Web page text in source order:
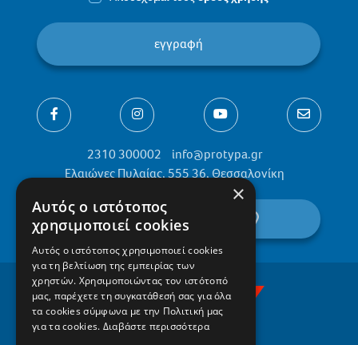
εγγραφή
2310 300002
info@protypa.gr
Ελαιώνες Πυλαίας, 555 36, Θεσσαλονίκη
βρείτε μας στον χάρτη
×
Αυτός ο ιστότοπος
χρησιμοποιεί cookies
Αυτός ο ιστότοπος χρησιμοποιεί cookies
για τη βελτίωση της εμπειρίας των
χρηστών. Χρησιμοποιώντας τον ιστότοπό
μας, παρέχετε τη συγκατάθεσή σας για όλα
τα cookies σύμφωνα με την Πολιτική μας
για τα cookies. Διαβάστε περισσότερα